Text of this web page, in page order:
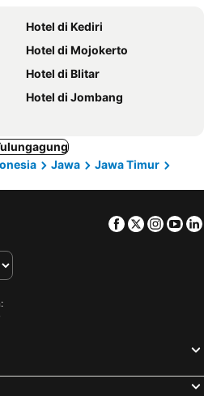
Hotel di Kediri
Hotel di Mojokerto
Hotel di Blitar
Hotel di Jombang
Jawa
Jawa Timur
Facebook
Twitter